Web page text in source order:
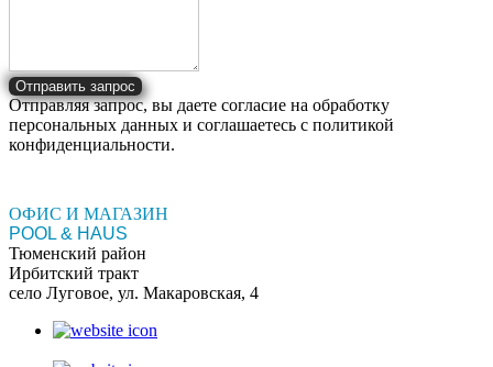
Отправить запрос
Отправляя запрос, вы даете согласие на обработку
персональных данных и соглашаетесь c политикой
конфиденциальности.
ОФИС И МАГАЗИН
POOL & HAUS
Тюменский район
Ирбитский тракт
село Луговое, ул. Макаровская, 4